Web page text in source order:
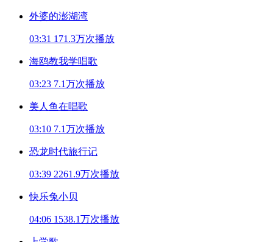
外婆的澎湖湾
03:31 171.3万次播放
海鸥教我学唱歌
03:23 7.1万次播放
美人鱼在唱歌
03:10 7.1万次播放
恐龙时代旅行记
03:39 2261.9万次播放
快乐兔小贝
04:06 1538.1万次播放